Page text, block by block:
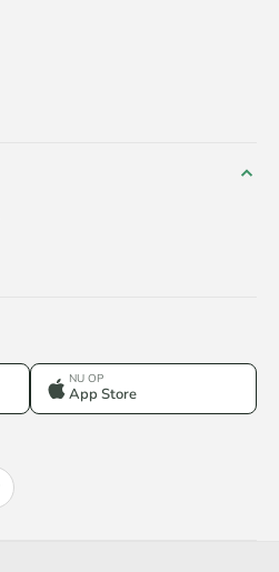
NU OP
App Store